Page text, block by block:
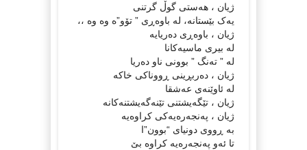
ژیان ، هەستی گوڵ گرتنی
یەک بێستانە، لە باوەڕی ” تۆو”ە وە وە ،،
ژیان ، باوەڕی دەریایە
لە بیری ماسیەکانا
لە ” تەنگ ” بوونی ناو دەریا
ژیان ، دەربڕینی ڕووناکی خاکە
لە ئاوێنەی عەشقا
ژیان ، تێگەیشتنی تێنەگەیشتنەکانە
ژیان ، پەنجەرەیەکی کراوەیە
بە ڕووی دونیای “بوون”ا
تا ئەو پەنجەرەیە کراوە بێ